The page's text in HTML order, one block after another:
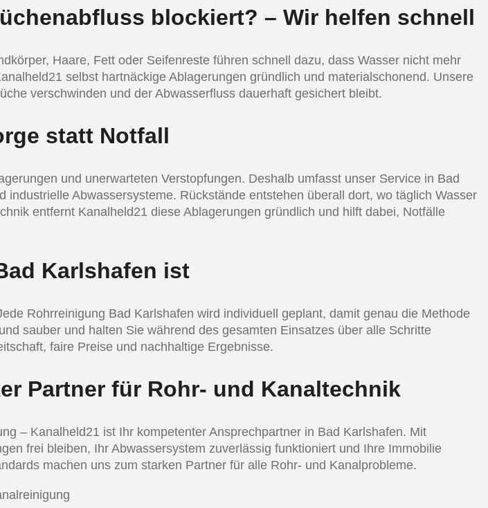
blockiert? – Wir helfen schnell
Haare, Fett oder Seifenreste führen schnell dazu, dass Wasser nicht mehr
selbst hartnäckige Ablagerungen gründlich und materialschonend. Unsere
verschwinden und der Abwasserfluss dauerhaft gesichert bleibt.
statt Notfall
und unerwarteten Verstopfungen. Deshalb umfasst unser Service in Bad
Abwassersysteme. Rückstände entstehen überall dort, wo täglich Wasser
entfernt Kanalheld21 diese Ablagerungen gründlich und hilft dabei, Notfälle
Karlshafen ist
Rohrreinigung Bad Karlshafen wird individuell geplant, damit genau die Methode
sauber und halten Sie während des gesamten Einsatzes über alle Schritte
faire Preise und nachhaltige Ergebnisse.
Partner für Rohr- und Kanaltechnik
– Kanalheld21 ist Ihr kompetenter Ansprechpartner in Bad Karlshafen. Mit
frei bleiben, Ihr Abwassersystem zuverlässig funktioniert und Ihre Immobilie
machen uns zum starken Partner für alle Rohr- und Kanalprobleme.